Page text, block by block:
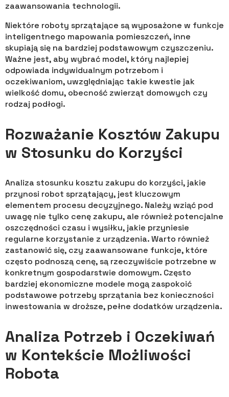
zaawansowania technologii.
Niektóre roboty sprzątające są wyposażone w funkcje
inteligentnego mapowania pomieszczeń, inne
skupiają się na bardziej podstawowym czyszczeniu.
Ważne jest, aby wybrać model, który najlepiej
odpowiada indywidualnym potrzebom i
oczekiwaniom, uwzględniając takie kwestie jak
wielkość domu, obecność zwierząt domowych czy
rodzaj podłogi.
Rozważanie Kosztów Zakupu
w Stosunku do Korzyści
Analiza stosunku kosztu zakupu do korzyści, jakie
przynosi robot sprzątający, jest kluczowym
elementem procesu decyzyjnego. Należy wziąć pod
uwagę nie tylko cenę zakupu, ale również potencjalne
oszczędności czasu i wysiłku, jakie przyniesie
regularne korzystanie z urządzenia. Warto również
zastanowić się, czy zaawansowane funkcje, które
często podnoszą cenę, są rzeczywiście potrzebne w
konkretnym gospodarstwie domowym. Często
bardziej ekonomiczne modele mogą zaspokoić
podstawowe potrzeby sprzątania bez konieczności
inwestowania w droższe, pełne dodatków urządzenia.
Analiza Potrzeb i Oczekiwań
w Kontekście Możliwości
Robota